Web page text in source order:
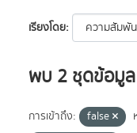
เรียงโดย
พบ 2 ชุดข้อมูล
การเข้าถึง: false